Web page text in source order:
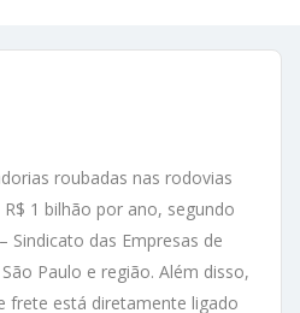
roubadas nas rodovias
1 bilhão por ano, segundo
Sindicato das Empresas de
Paulo e região. Além disso,
frete está diretamente ligado